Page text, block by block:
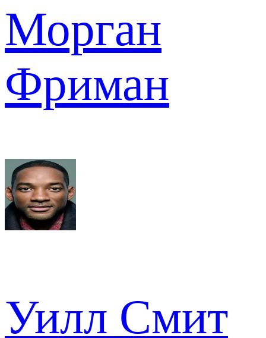
Морган
Фриман
Уилл Смит